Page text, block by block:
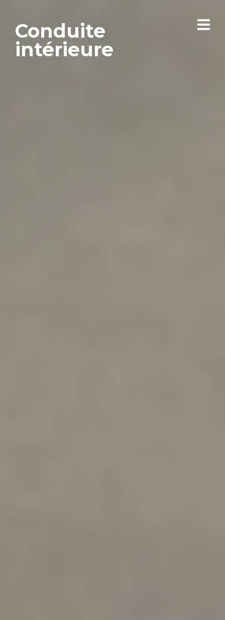
Conduite
intérieure